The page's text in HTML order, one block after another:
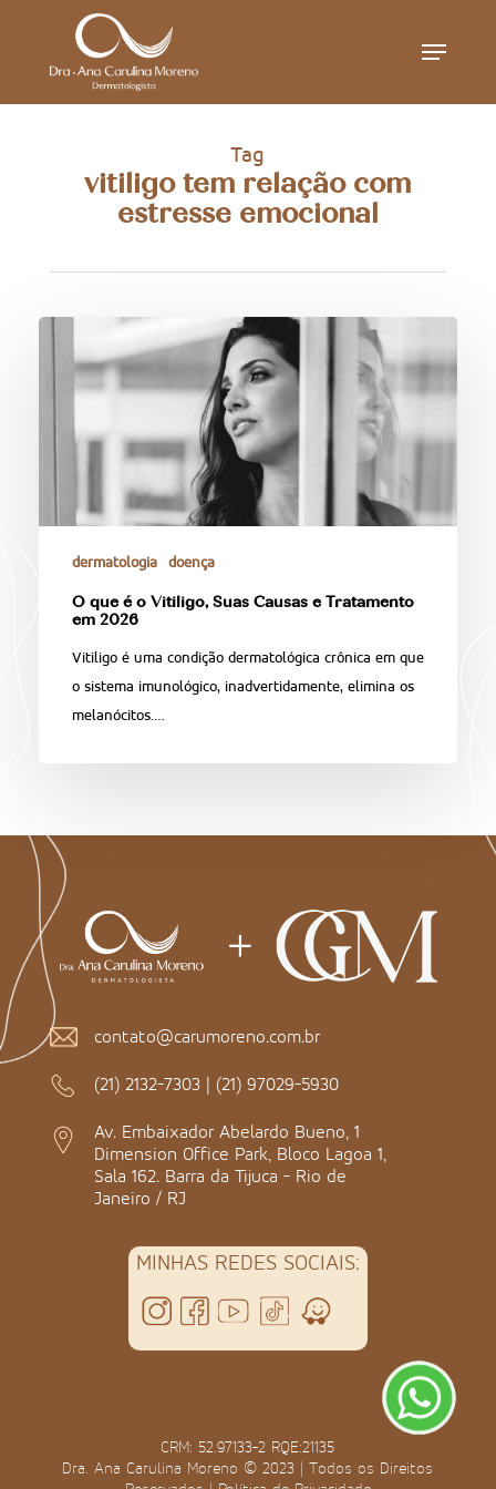
Menu
Tag
vitiligo tem relação com
estresse emocional
dermatologia doença
O que é o Vitiligo, Suas Causas e Tratamento
em 2026
Vitiligo é uma condição dermatológica crônica em que
o sistema imunológico, inadvertidamente, elimina os
melanócitos.…
contato@carumoreno.com.br
(21) 2132-7303 | (21) 97029-5930
Av. Embaixador Abelardo Bueno, 1
Dimension Office Park, Bloco Lagoa 1,
Sala 162. Barra da Tijuca - Rio de
Janeiro / RJ
MINHAS REDES SOCIAIS:
CRM: 52.97133-2 RQE:21135
Dra. Ana Carulina Moreno © 2023 | Todos os Direitos